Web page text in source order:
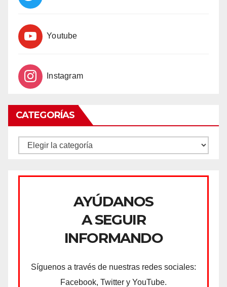
Youtube
Instagram
CATEGORÍAS
CATEGORÍAS
AYÚDANOS
A SEGUIR
INFORMANDO
Síguenos a través de nuestras redes sociales:
Facebook, Twitter y YouTube.